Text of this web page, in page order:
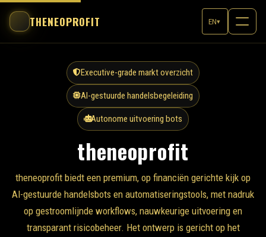
THENEOPROFIT EN▾
Executive-grade markt overzicht
AI-gestuurde handelsbegeleiding
Autonome uitvoering bots
theneoprofit
theneoprofit biedt een premium, op financiën gerichte kijk op
AI-gestuurde handelsbots en automatiseringstools, met nadruk
op gestroomlijnde workflows, nauwkeurige uitvoering en
transparant risicobeheer. Het ontwerp is gericht op het